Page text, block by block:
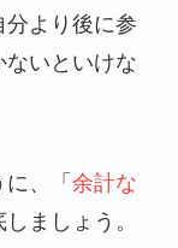
より後に参
いといけな
、「 余計な
ましょう。